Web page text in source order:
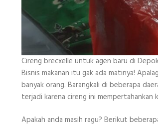
Cireng brecxelle untuk agen baru di
Bisnis makanan itu gak ada matinya!
banyak orang. Barangkali di beberapa
terjadi karena cireng ini mempertahankan
Apakah anda masih ragu? Berikut